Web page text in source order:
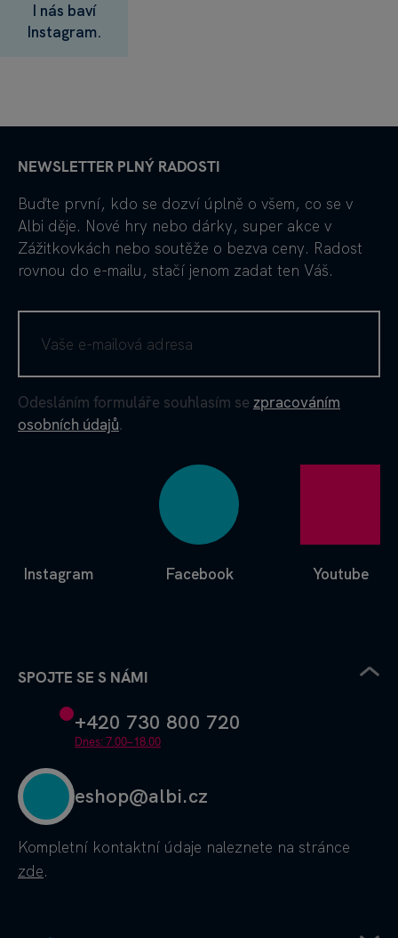
I nás baví
Instagram.
NEWSLETTER PLNÝ RADOSTI
Buďte první, kdo se dozví úplně o všem, co se v
Albi děje. Nové hry nebo dárky, super akce v
Zážitkovkách nebo soutěže o bezva ceny. Radost
rovnou do e-mailu, stačí jenom zadat ten Váš.
Odesláním formuláře souhlasím se zpracováním
osobních údajů.
Facebook
Instagram Youtube
SPOJTE SE S NÁMI
+420 730 800 720
Dnes: 7.00–18.00
eshop@albi.cz
Kompletní kontaktní údaje naleznete na stránce
zde.